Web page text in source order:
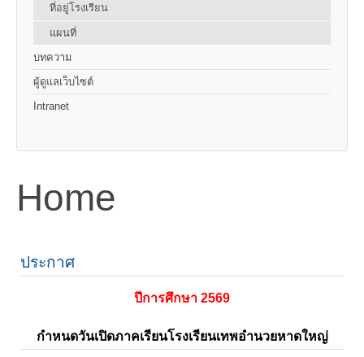
ที่อยู่โรงเรียน
แผนที่
บทความ
ผู้ดูแลเว็บไซต์
Intranet
Home
ประกาศ
ปีการศึกษา 2569
กำหนดวันเปิดภาคเรียนโรงเรียนเทพอำนวยหาดใหญ่